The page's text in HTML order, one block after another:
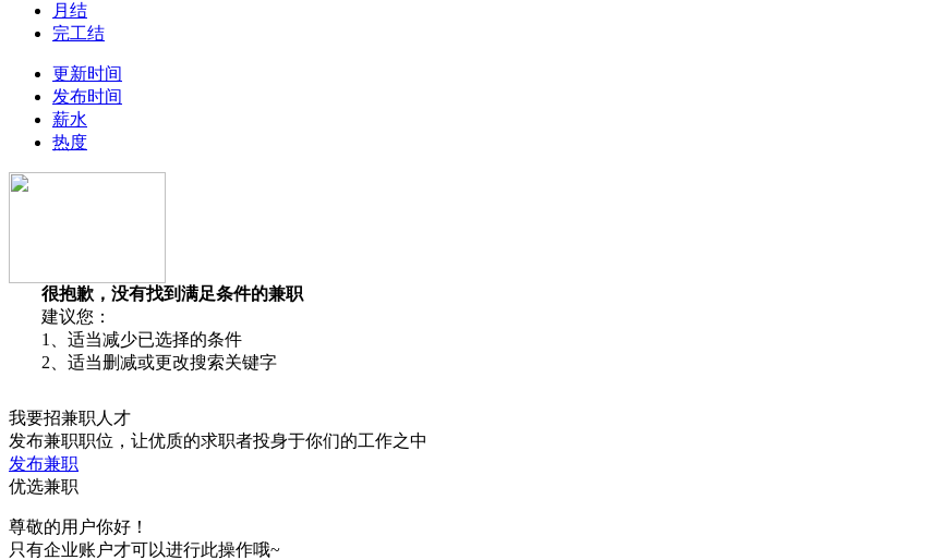
月结
完工结
更新时间
发布时间
薪水
热度
很抱歉，没有找到满足条件的兼职
建议您：
1、适当减少已选择的条件
2、适当删减或更改搜索关键字
我要招兼职人才
发布兼职职位，让优质的求职者投身于你们的工作之中
发布兼职
优选兼职
尊敬的用户你好！
只有企业账户才可以进行此操作哦~